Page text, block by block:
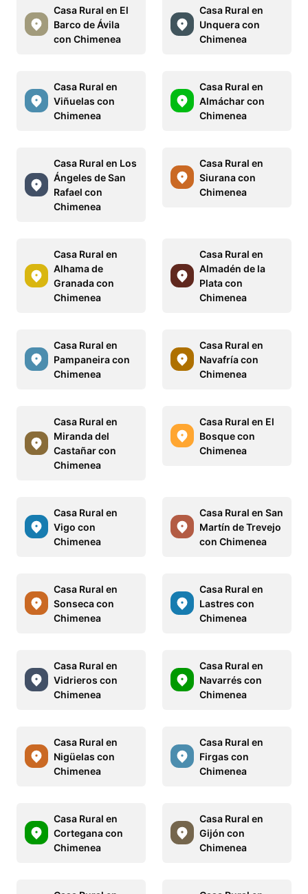
Casa Rural en El
Barco de Ávila
con Chimenea
Casa Rural en
Unquera con
Chimenea
Casa Rural en
Viñuelas con
Chimenea
Casa Rural en
Almáchar con
Chimenea
Casa Rural en Los
Ángeles de San
Rafael con
Chimenea
Casa Rural en
Siurana con
Chimenea
Casa Rural en
Alhama de
Granada con
Chimenea
Casa Rural en
Almadén de la
Plata con
Chimenea
Casa Rural en
Pampaneira con
Chimenea
Casa Rural en
Navafría con
Chimenea
Casa Rural en
Miranda del
Castañar con
Chimenea
Casa Rural en El
Bosque con
Chimenea
Casa Rural en
Vigo con
Chimenea
Casa Rural en San
Martín de Trevejo
con Chimenea
Casa Rural en
Sonseca con
Chimenea
Casa Rural en
Lastres con
Chimenea
Casa Rural en
Vidrieros con
Chimenea
Casa Rural en
Navarrés con
Chimenea
Casa Rural en
Nigüelas con
Chimenea
Casa Rural en
Firgas con
Chimenea
Casa Rural en
Cortegana con
Chimenea
Casa Rural en
Gijón con
Chimenea